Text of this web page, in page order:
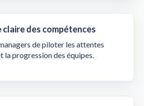
des compétences
de piloter les attentes
la progression des équipes.